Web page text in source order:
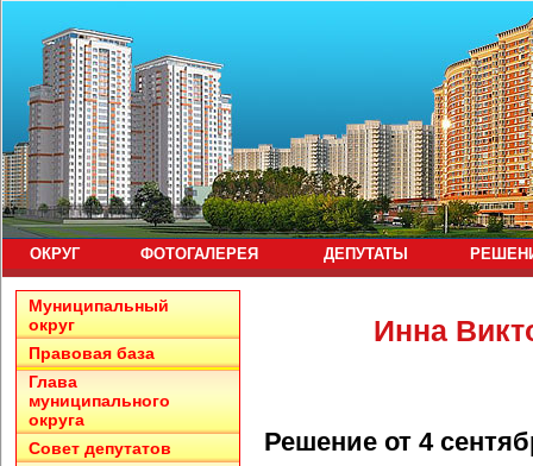
ОКРУГ ФОТОГАЛЕРЕЯ ДЕПУТАТЫ
Инна
Решение от 4
Муниципальный
округ
Правовая база
Глава
муниципального
округа
Совет депутатов